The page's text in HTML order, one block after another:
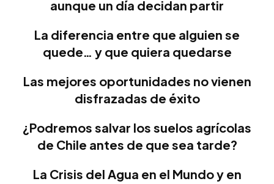
aunque un día decidan partir
La diferencia entre que alguien se
quede… y que quiera quedarse
Las mejores oportunidades no vienen
disfrazadas de éxito
¿Podremos salvar los suelos agrícolas
de Chile antes de que sea tarde?
La Crisis del Agua en el Mundo y en